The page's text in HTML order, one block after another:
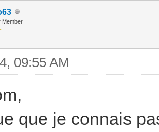
Member
09:55 AM
que je connais